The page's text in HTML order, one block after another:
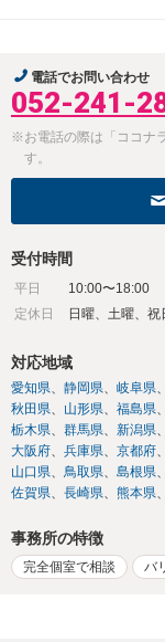
電話でお問い合わせ
052-241-
※お電話の際は「ココナ
す。
受付時間
平日
10:00〜18:00
定休日
日曜、土曜、祝
対応地域
愛知県 静岡県 岐阜県
秋田県
山形県 福島県
栃木県
群馬県 新潟県
大阪府
兵庫県 京都府
山口県
鳥取県 島根県
佐賀県
長崎県 熊本県
事務所の特徴
完全個室で相談 バ